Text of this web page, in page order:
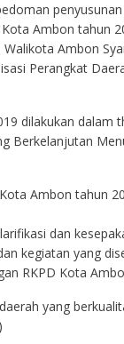
Ambon tahun
Ambon
Perangkat
dilakukan dalam
Berkelanjutan
Ambon tahun
dan
kegiatan yang
RKPD Kota
yang